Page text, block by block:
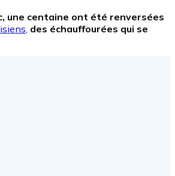
une centaine ont été renversées
des échauffourées qui se